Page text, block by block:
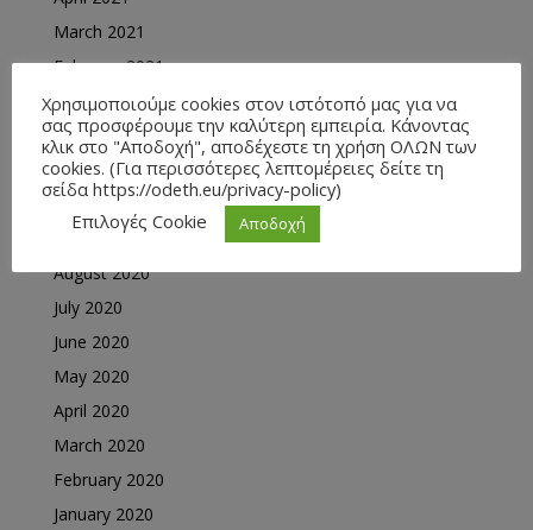
March 2021
February 2021
January 2021
December 2020
November 2020
October 2020
September 2020
August 2020
July 2020
June 2020
May 2020
April 2020
March 2020
February 2020
January 2020
Χρησιμοποιούμε cookies στον ιστότοπό μας για να
σας προσφέρουμε την καλύτερη εμπειρία. Κάνοντας
κλικ στο "Αποδοχή", αποδέχεστε τη χρήση ΟΛΩΝ των
cookies. (Για περισσότερες λεπτομέρειες δείτε τη
σείδα https://odeth.eu/privacy-policy)
Επιλογές Cookie
Αποδοχή